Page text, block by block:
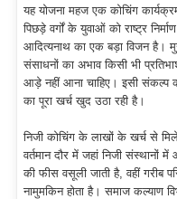
यह योजना महज एक कोचिंग
पिछड़े वर्गों के युवाओं को राष्ट्र
आदित्यनाथ का एक बड़ा विजन है।
संसाधनों का अभाव किसी भी
आड़े नहीं आना चाहिए। इसी संकल्प
का पूरा खर्च खुद उठा रही है।
निजी कोचिंग के लाखों के खर्च से
वर्तमान दौर में जहां निजी संस्थानों
की फीस वसूली जाती है, वहीं गरीब
नामुमकिन होता है। समाज कल्याण